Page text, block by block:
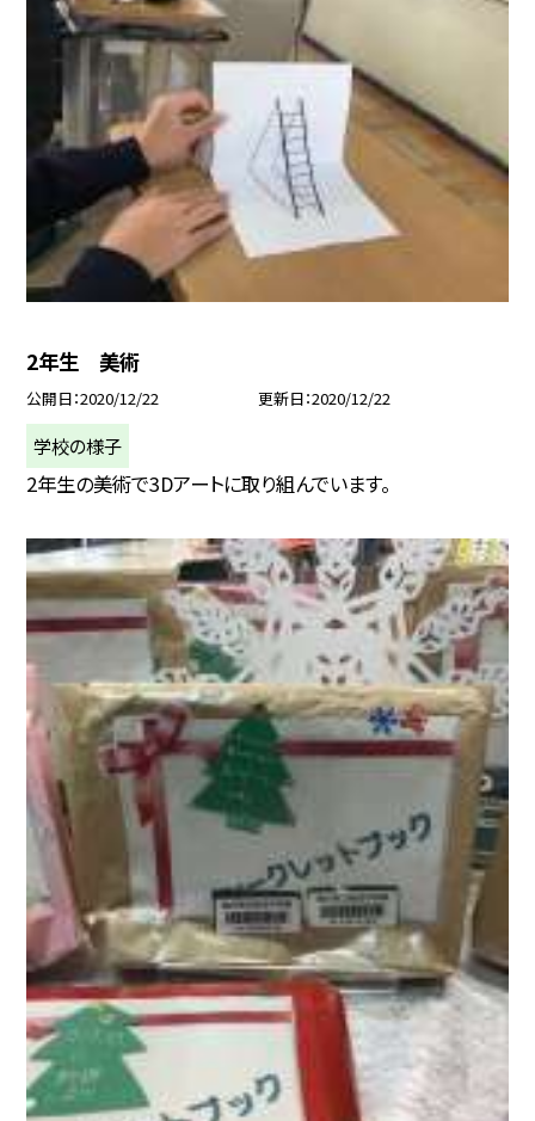
2年生 美術
公開日 2020/12/22 更新日 2020/12/22
学校の様子
2年生の美術で3Dアートに取り組んでいます。